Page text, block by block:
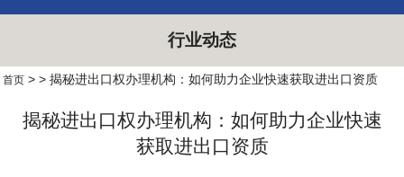
行业动态
首页 > > 揭秘进出口权办理机构：如何助力企业快速获取进出口资质
揭秘进出口权办理机构：如何助力企业快速
获取进出口资质